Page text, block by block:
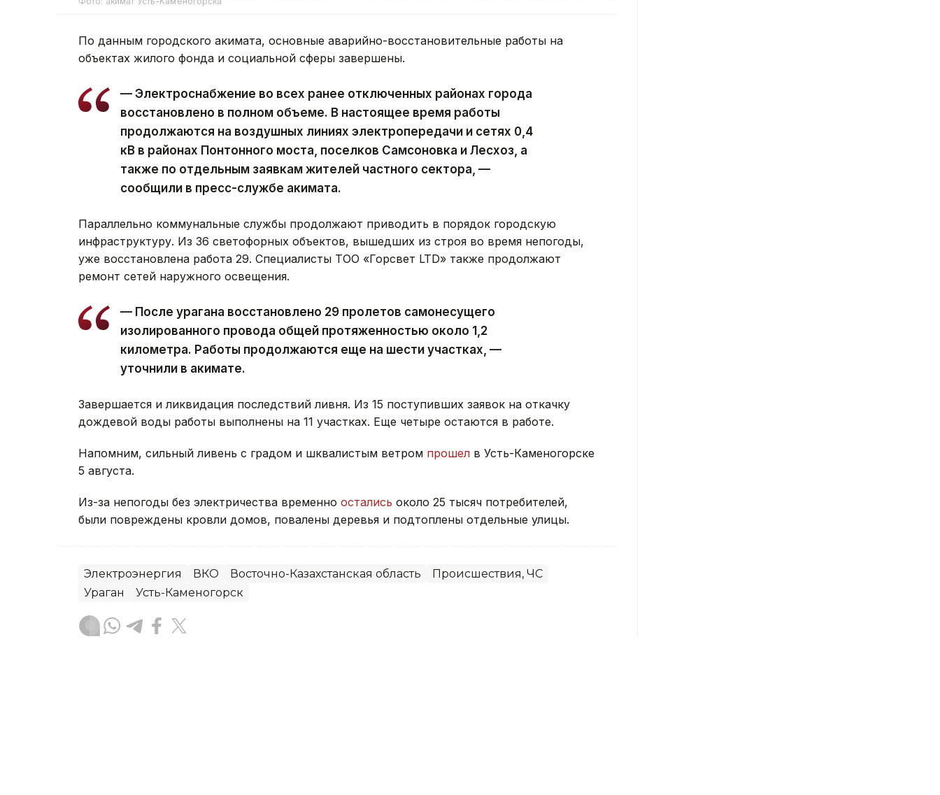
По данным городского акимата, основные аварийно-восстановительные работы на
объектах жилого фонда и социальной сферы завершены.
— Электроснабжение во всех ранее отключенных районах города
восстановлено в полном объеме. В настоящее время работы
продолжаются на воздушных линиях электропередачи и сетях 0,4
кВ в районах Понтонного моста, поселков Самсоновка и Лесхоз, а
также по отдельным заявкам жителей частного сектора, —
сообщили в пресс-службе акимата.
Параллельно коммунальные службы продолжают приводить в порядок городскую
инфраструктуру. Из 36 светофорных объектов, вышедших из строя во время непогоды,
уже восстановлена работа 29. Специалисты ТОО «Горсвет LTD» также продолжают
ремонт сетей наружного освещения.
— После урагана восстановлено 29 пролетов самонесущего
изолированного провода общей протяженностью около 1,2
километра. Работы продолжаются еще на шести участках, —
уточнили в акимате.
Завершается и ликвидация последствий ливня. Из 15 поступивших заявок на откачку
дождевой воды работы выполнены на 11 участках. Еще четыре остаются в работе.
Напомним, сильный ливень с градом и шквалистым ветром прошел в Усть-Каменогорске
5 августа.
Из-за непогоды без электричества временно остались около 25 тысяч потребителей,
были повреждены кровли домов, повалены деревья и подтоплены отдельные улицы.
Электроэнергия ВКО Восточно-Казахстанская область
Происшествия, ЧС
Ураган
Усть-Каменогорск